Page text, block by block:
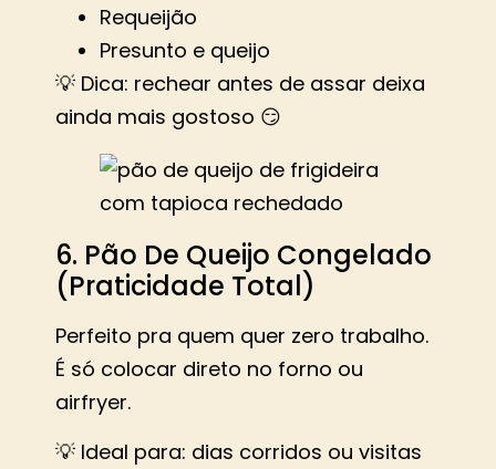
Requeijão
Presunto e queijo
💡 Dica: rechear antes de assar deixa
ainda mais gostoso 😏
6. Pão De Queijo Congelado
(Praticidade Total)
Perfeito pra quem quer zero trabalho.
É só colocar direto no forno ou
airfryer.
💡 Ideal para: dias corridos ou visitas